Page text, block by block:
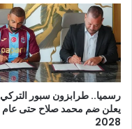
رسميا.. طرابزون سبور التركي
يعلن ضم محمد صلاح حتى عام
2028